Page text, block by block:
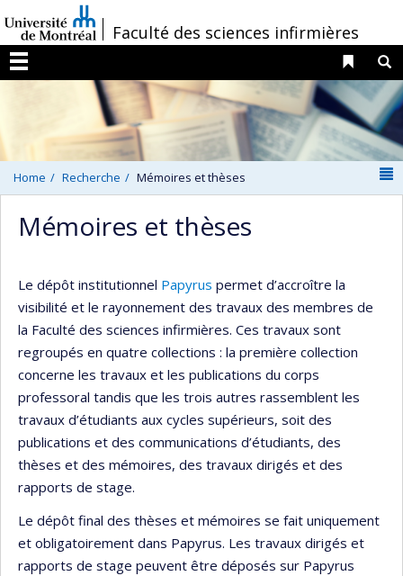
au
contenu
/Faculté des sciences infirmières
Menu
Liens
Home Recherche Mémoires et thèses
Mémoires et thèses
Le dépôt institutionnel Papyrus permet d’accroître la
visibilité et le rayonnement des travaux des membres de
la Faculté des sciences infirmières. Ces travaux sont
regroupés en quatre collections : la première collection
concerne les travaux et les publications du corps
professoral tandis que les trois autres rassemblent les
travaux d’étudiants aux cycles supérieurs, soit des
publications et des communications d’étudiants, des
thèses et des mémoires, des travaux dirigés et des
rapports de stage.
Le dépôt final des thèses et mémoires se fait uniquement
et obligatoirement dans Papyrus. Les travaux dirigés et
rapports de stage peuvent être déposés sur Papyrus